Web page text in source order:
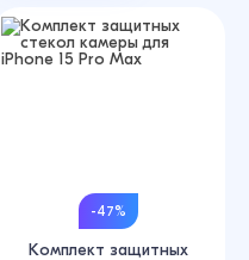
-47%
Комплект защитных